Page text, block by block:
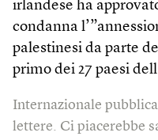
irlandese ha
condanna
palestinesi da parte
primo dei 27 paesi
Internazionale
lettere. Ci piacerebbe